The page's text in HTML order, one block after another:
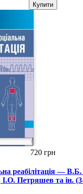
Купити
720 грн
реабілітація —
Петряшев та ін.